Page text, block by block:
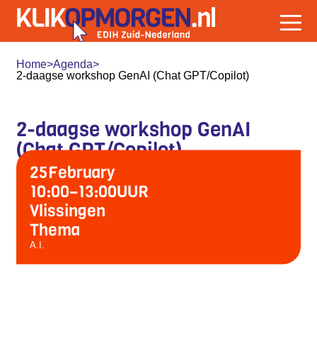
Home>Agenda>
2-daagse workshop GenAI (Chat GPT/Copilot)
2-daagse workshop GenAI
(Chat GPT/Copilot)
25February
10:00–13:00UUR
Vlissingen
Thema
A.I.